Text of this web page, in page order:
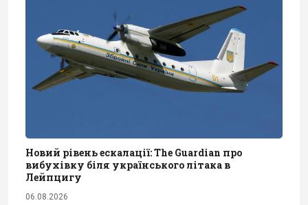
Новий рівень ескалації: The Guardian про
вибухівку біля українського літака в
Лейпцигу
06.08.2026